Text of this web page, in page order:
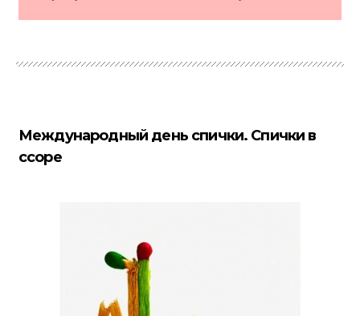
Международный день спички. Спички в
ссоре